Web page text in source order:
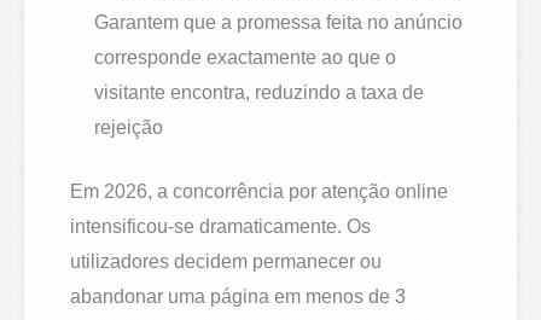
Garantem que a promessa feita no anúncio
corresponde exactamente ao que o
visitante encontra, reduzindo a taxa de
rejeição
Em 2026, a concorrência por atenção online
intensificou-se dramaticamente. Os
utilizadores decidem permanecer ou
abandonar uma página em menos de 3